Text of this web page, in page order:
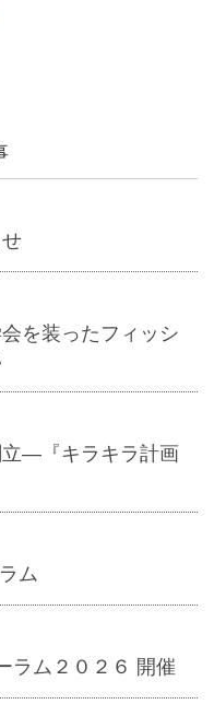
を装ったフィッシ
立―『キラキラ計画
ム
ラム２０２６ 開催